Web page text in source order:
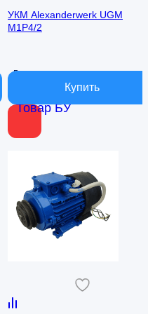
Товар БУ
составляла
45
24
000 ₽.
УКМ Alexanderwerk UGM
M1P4/2
В наличии